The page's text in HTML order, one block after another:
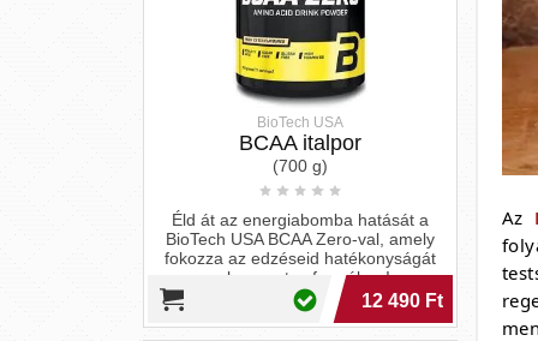
BioTech USA
After gyógynövényes tea
(420 g)
Az After segíti az izomfejlődést és gyors
regenerálódást kreatinnal,
aminosavakkal, hogy energiád mindig a
csúcson legyen!
6 190 Ft
Az